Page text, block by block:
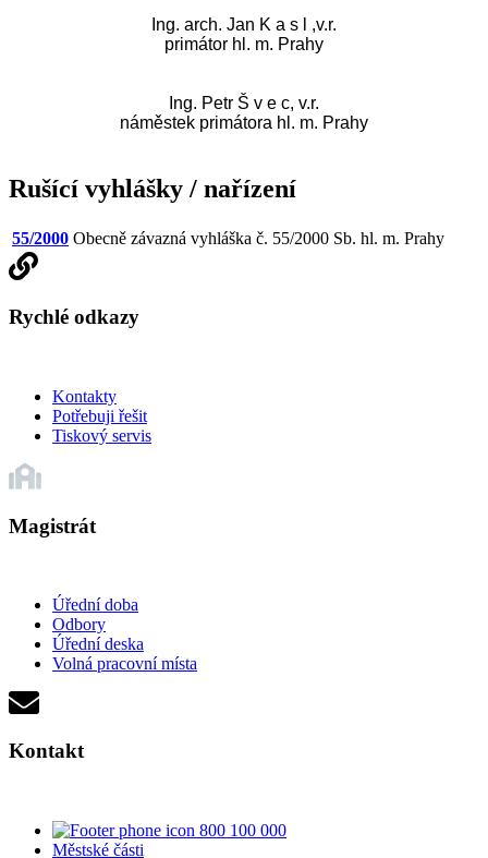
Ing. arch. Jan K a s l ,v.r.
primátor hl. m. Prahy
Ing. Petr Š v e c, v.r.
náměstek primátora hl. m. Prahy
Rušící vyhlášky / nařízení
55/2000 Obecně závazná vyhláška č. 55/2000 Sb. hl. m. Prahy
Rychlé odkazy
Kontakty
Potřebuji řešit
Tiskový servis
Magistrát
Úřední doba
Odbory
Úřední deska
Volná pracovní místa
Kontakt
800 100 000
Městské části